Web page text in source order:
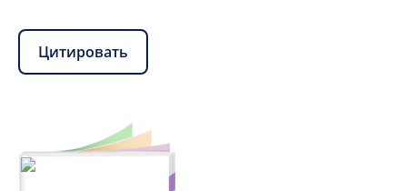
Цитировать